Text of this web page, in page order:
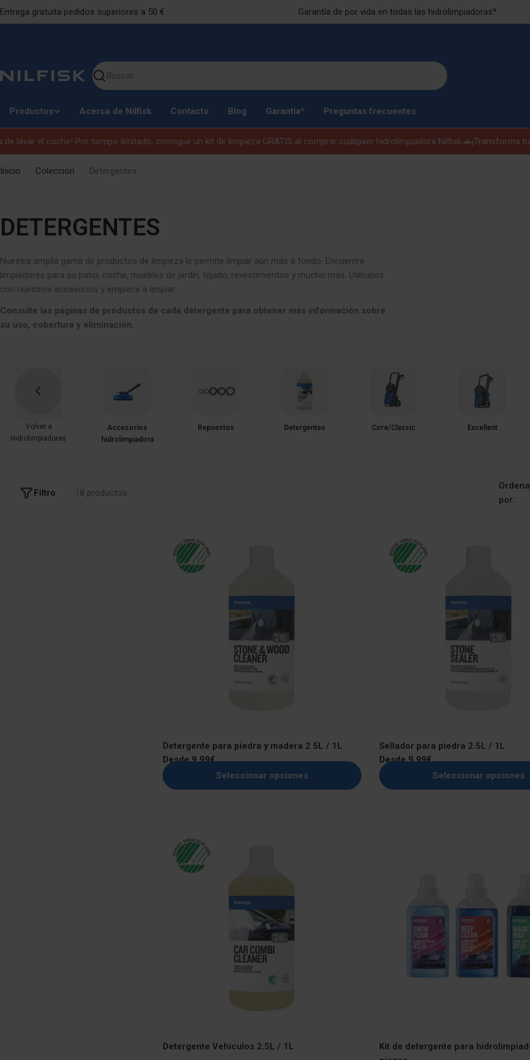
IrEntrega gratuita pedidos superiores a 50 € Garantía de por vida en todas las hidrolimpiadoras*
Buscar
nuestro
Productos Acerca de Nilfisk Contacto Blog Garantía* Preguntas frecuentes
el coche! Por tiempo limitado, consigue un kit de limpieza GRATIS al comprar cualquier hidrolimpiadora Nilfisk.🚗¡Transforma tu
Inicio Colección Detergentes
C
O
L
E
DETERGENTES
Nuestra amplia gama de productos de limpieza le permite limpiar aún más a fondo. Encuentre
limpiadores para su patio, coche, muebles de jardín, tejado, revestimientos y mucho más. Utilícelos
con nuestros accesorios y empiece a limpiar.
Consulte las páginas de productos de cada detergente para obtener más información sobre
su uso, cobertura y eliminación.
Volver a
Hidrolimpiadoras
Accesorios
hidrolimpiadora
Repuestos Detergentes Core/Classic Excellent
18 productos
Filtro
por:
Detergente para piedra y madera 2.5L / 1L
Precio
regular
Desde 9,99€
Seleccionar opciones
Sellador para piedra 2.5L / 1L
Precio
regular
Desde 9,99€
Seleccionar opciones
Detergente Vehiculos 2.5L / 1L
Kit de detergente para